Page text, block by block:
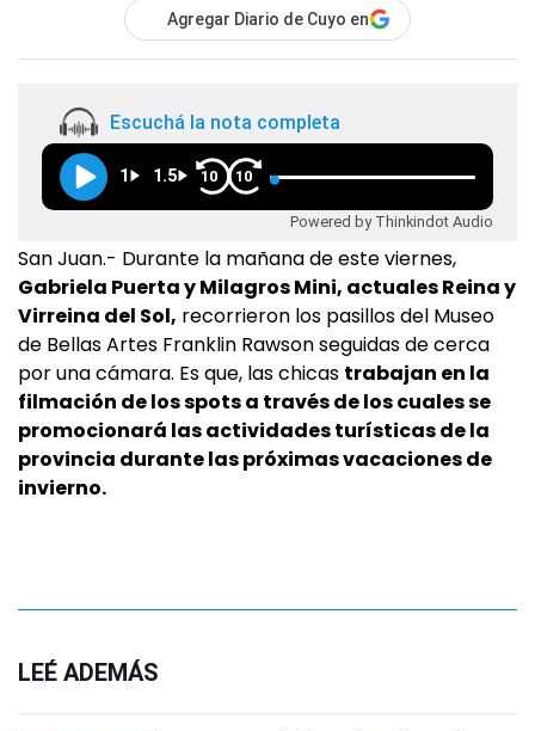
Agregar Diario de Cuyo en
Escuchá la nota completa
1 1.5 10 10
Powered by Thinkindot Audio
San Juan.- Durante la mañana de este viernes,
Gabriela Puerta y Milagros Mini, actuales Reina y
Virreina del Sol, recorrieron los pasillos del Museo
de Bellas Artes Franklin Rawson seguidas de cerca
por una cámara. Es que, las chicas trabajan en la
filmación de los spots a través de los cuales se
promocionará las actividades turísticas de la
provincia durante las próximas vacaciones de
invierno.
LEÉ ADEMÁS